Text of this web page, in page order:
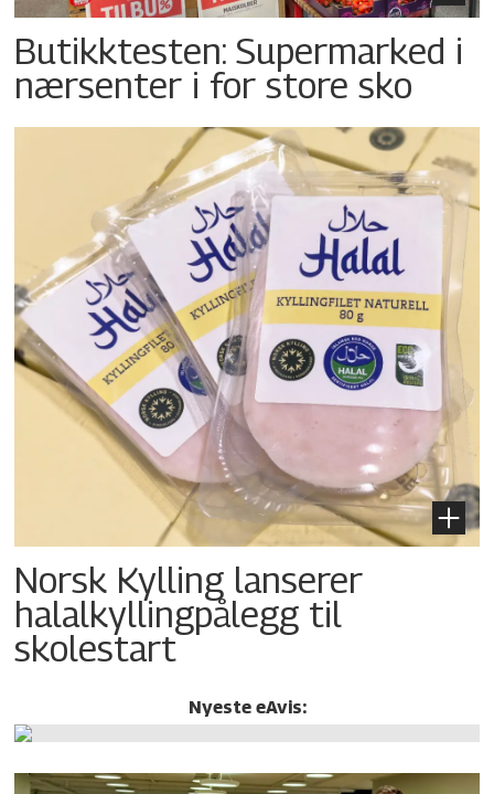
Butikktesten: Supermarked i
nærsenter i for store sko
Norsk Kylling lanserer
halalkylling­pålegg til
skolestart
Nyeste eAvis: